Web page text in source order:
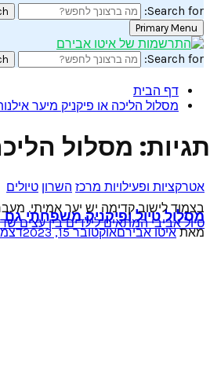
Search for:
Primary Menu
Search for:
דף הבית
מסלול הליכה או פיקניק מיער
תגיות: מסלול
אטרקציות ופעילויות מרכז השרון טיולים
מסלול טיול ופיקניק משפחתי
מאתאיטו אבירםאוקטובר 15, 2023 דצמבר
בצמוד לישוב קדימה יש יער אמיתי.
טיול אביבי המתאים לילדים בין עצים